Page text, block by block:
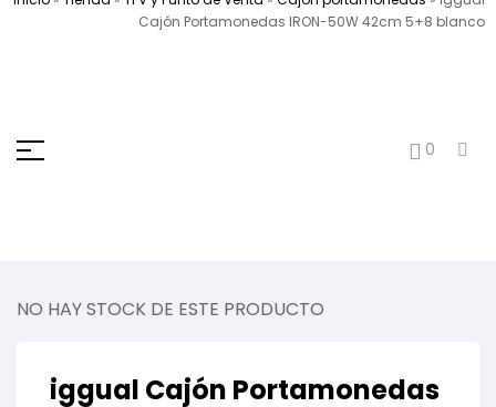
Cajón Portamonedas IRON-50W 42cm 5+8 blanco
0
NO HAY STOCK DE ESTE PRODUCTO
iggual Cajón Portamonedas